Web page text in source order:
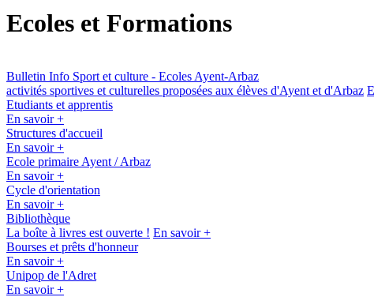
Ecoles et Formations
Bulletin Info Sport et culture - Ecoles Ayent-Arbaz
activités sportives et culturelles proposées aux élèves d'Ayent et d'Arbaz
Etudiants et apprentis
En savoir +
Structures d'accueil
En savoir +
Ecole primaire Ayent / Arbaz
En savoir +
Cycle d'orientation
En savoir +
Bibliothèque
La boîte à livres est ouverte ! En savoir +
Bourses et prêts d'honneur
En savoir +
Unipop de l'Adret
En savoir +